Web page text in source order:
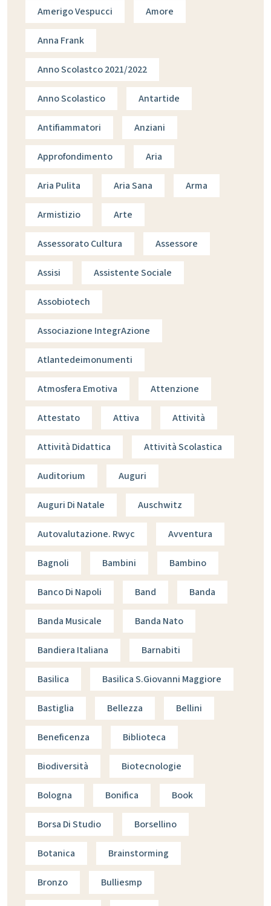
Amerigo Vespucci Amore
Anna Frank
Anno Scolastco 2021/2022
Anno Scolastico Antartide
Antifiammatori Anziani
Approfondimento Aria
Aria Pulita Aria Sana Arma
Armistizio Arte
Assessorato Cultura Assessore
Assisi Assistente Sociale
Assobiotech
Associazione IntegrAzione
Atlantedeimonumenti
Atmosfera Emotiva Attenzione
Attestato Attiva Attività
Attività Didattica Attività Scolastica
Auditorium Auguri
Auguri Di Natale Auschwitz
Autovalutazione. Rwyc Avventura
Bagnoli Bambini Bambino
Banco Di Napoli Band Banda
Banda Musicale Banda Nato
Bandiera Italiana Barnabiti
Basilica Basilica S.giovanni Maggiore
Bastiglia Bellezza Bellini
Beneficenza Biblioteca
Biodiversità Biotecnologie
Bologna Bonifica Book
Borsa Di Studio Borsellino
Botanica Brainstorming
Bronzo Bulliesmp